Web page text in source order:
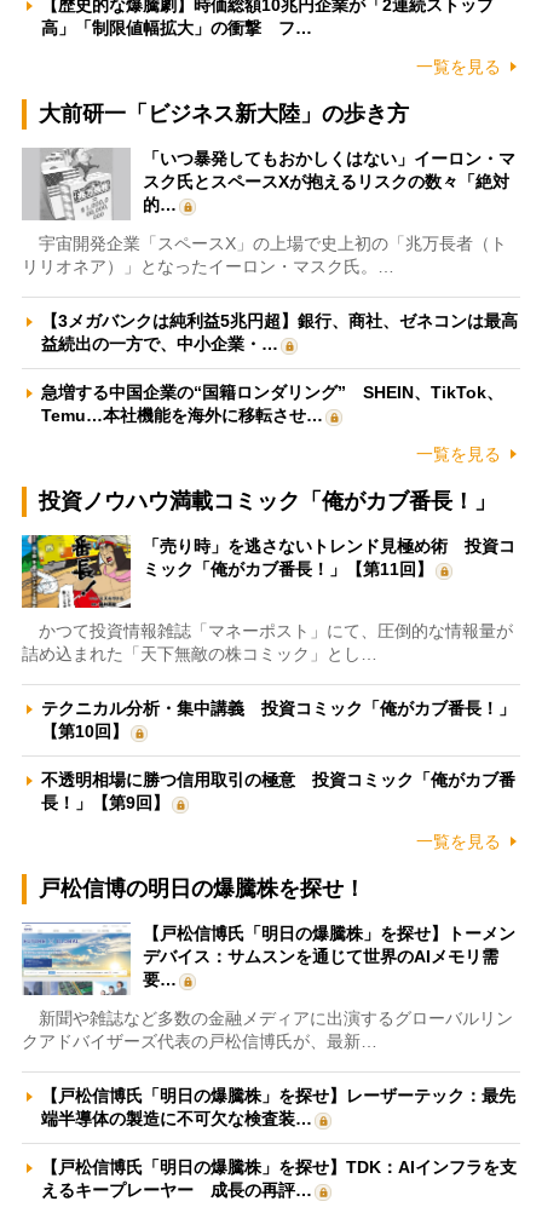
【歴史的な爆騰劇】時価総額10兆円企業が「2連続ストップ
高」「制限値幅拡大」の衝撃 フ…
一覧を見る
大前研一「ビジネス新大陸」の歩き方
「いつ暴発してもおかしくはない」イーロン・マ
スク氏とスペースXが抱えるリスクの数々「絶対
的…
宇宙開発企業「スペースX」の上場で史上初の「兆万長者（ト
リリオネア）」となったイーロン・マスク氏。…
【3メガバンクは純利益5兆円超】銀行、商社、ゼネコンは最高
益続出の一方で、中小企業・…
急増する中国企業の“国籍ロンダリング” SHEIN、TikTok、
Temu…本社機能を海外に移転させ…
一覧を見る
投資ノウハウ満載コミック「俺がカブ番長！」
「売り時」を逃さないトレンド見極め術 投資コ
ミック「俺がカブ番長！」【第11回】
かつて投資情報雑誌「マネーポスト」にて、圧倒的な情報量が
詰め込まれた「天下無敵の株コミック」とし…
テクニカル分析・集中講義 投資コミック「俺がカブ番長！」
【第10回】
不透明相場に勝つ信用取引の極意 投資コミック「俺がカブ番
長！」【第9回】
一覧を見る
戸松信博の明日の爆騰株を探せ！
【戸松信博氏「明日の爆騰株」を探せ】トーメン
デバイス：サムスンを通じて世界のAIメモリ需
要…
新聞や雑誌など多数の金融メディアに出演するグローバルリン
クアドバイザーズ代表の戸松信博氏が、最新…
【戸松信博氏「明日の爆騰株」を探せ】レーザーテック：最先
端半導体の製造に不可欠な検査装…
【戸松信博氏「明日の爆騰株」を探せ】TDK：AIインフラを支
えるキープレーヤー 成長の再評…